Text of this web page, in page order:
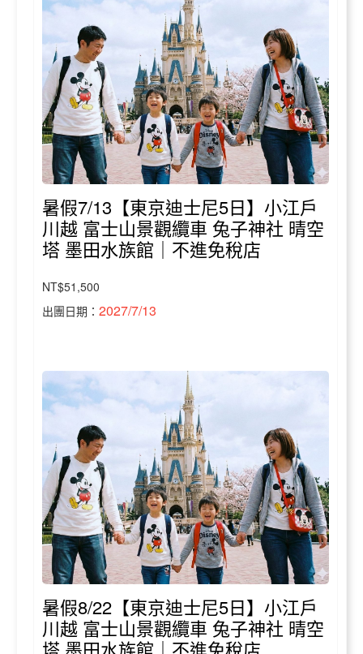
暑假7/13【東京迪士尼5日】小江戶
川越 富士山景觀纜車 兔子神社 晴空
塔 墨田水族館｜不進免稅店
NT$51,500
出團日期： 2027/7/13
暑假8/22【東京迪士尼5日】小江戶
川越 富士山景觀纜車 兔子神社 晴空
塔 墨田水族館｜不進免稅店